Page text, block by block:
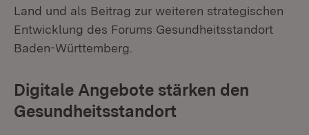
Land und als Beitrag zur weiteren strategischen
Entwicklung des Forums Gesundheitsstandort
Baden-Württemberg.
Digitale Angebote stärken den
Gesundheitsstandort